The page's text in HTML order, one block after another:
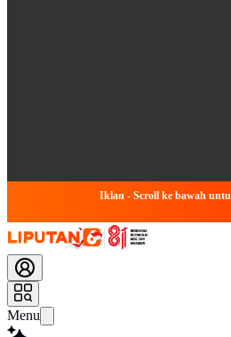
Iklan - Scroll ke bawah
Menu